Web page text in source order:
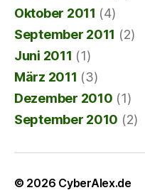
Oktober 2011 (4)
September 2011 (2)
Juni 2011 (1)
März 2011 (3)
Dezember 2010 (1)
September 2010 (2)
© 2026 CyberAlex.de